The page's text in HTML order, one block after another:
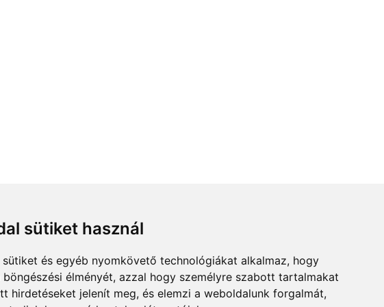
sütiket használ
és egyéb nyomkövető technológiákat alkalmaz, hogy
böngészési élményét, azzal hogy személyre szabott tartalmakat
hirdetéseket jelenít meg, és elemzi a weboldalunk forgalmát,